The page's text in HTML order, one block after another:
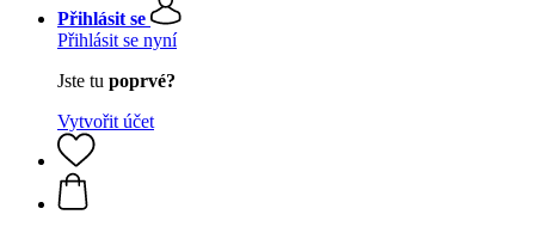
Přihlásit se
Přihlásit se nyní
Jste tu poprvé?
Vytvořit účet